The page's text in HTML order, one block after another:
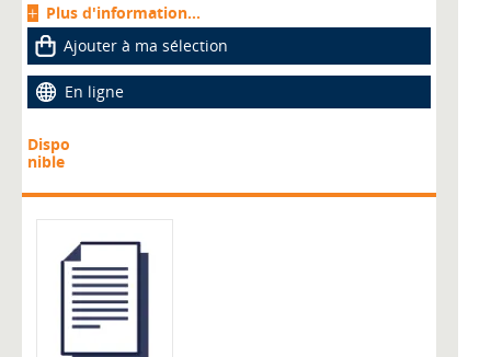
Plus d'information...
Ajouter à ma sélection
En ligne
Dispo
nible